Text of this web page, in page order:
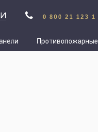
0 800 21 123 1
Противопожарные